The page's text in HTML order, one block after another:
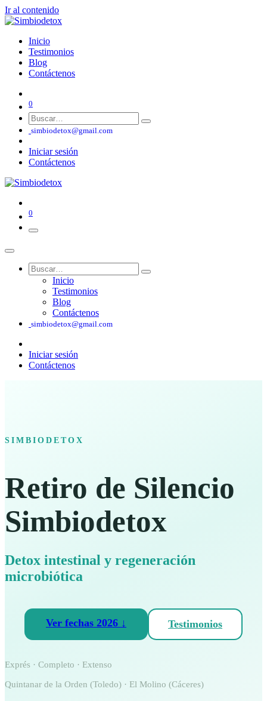
Ir al contenido
Inicio
Testimonios
Blog
Contáctenos
0
simbiodetox@gmail.com
Iniciar sesión
Contáctenos
0
Inicio
Testimonios
Blog
Contáctenos
simbiodetox@gmail.com
Iniciar sesión
Contáctenos
SIMBIODETOX
Retiro de Silencio
Simbiodetox
Detox intestinal y regeneración
microbiótica
Ver fechas 2026 ↓ Testimonios
Exprés · Completo · Extenso
Quintanar de la Orden (Toledo) · El Molino (Cáceres)